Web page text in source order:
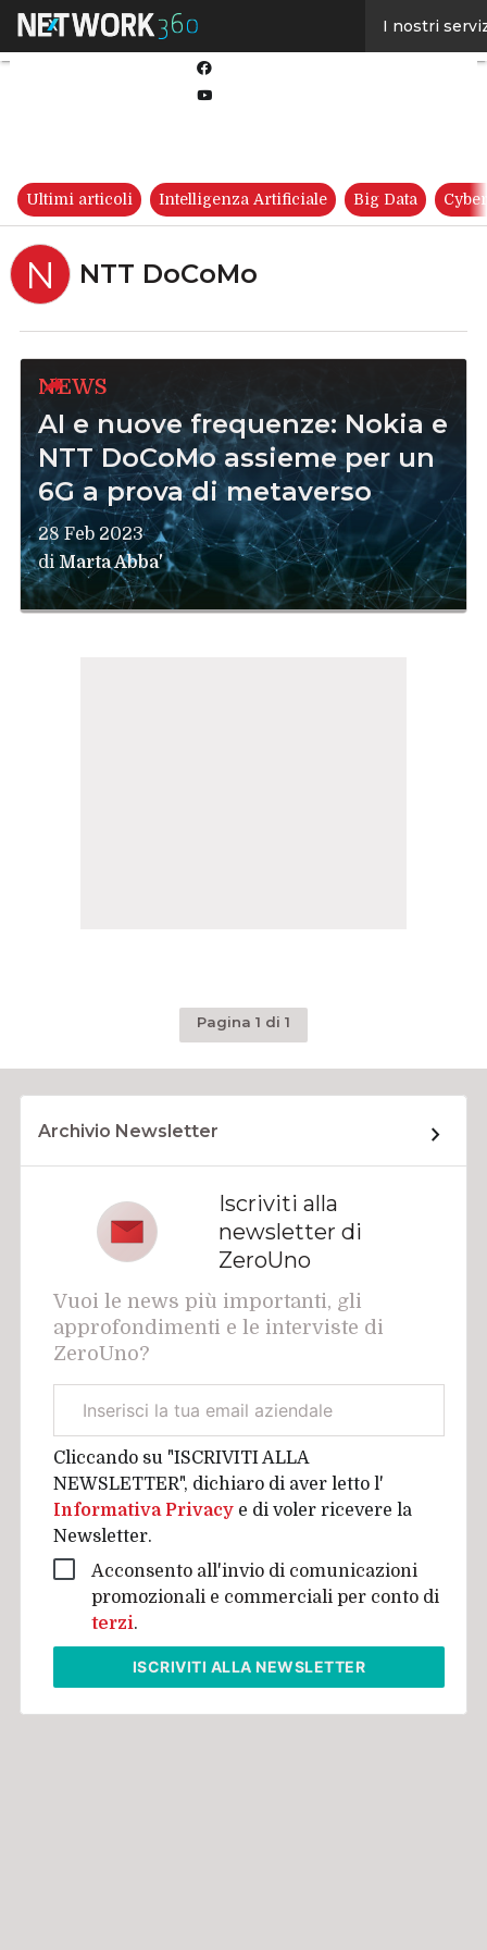
I nostri
Ultimi articoli Intelligenza Artificiale Big Data
N NTT DoCoMo
NEWS
AI e nuove frequenze: Nokia e
NTT DoCoMo assieme per un
6G a prova di metaverso
28 Feb 2023
diMarta Abba'
Pagina 1 di 1
Archivio Newsletter
Iscriviti alla
newsletter di
ZeroUno
Vuoi le news più importanti, gli
approfondimenti e le interviste di
ZeroUno?
aziendale
Cliccando su "ISCRIVITI ALLA
NEWSLETTER", dichiaro di aver letto l'
Informativa Privacy e di voler ricevere la
Newsletter.
Acconsento all'invio di comunicazioni
promozionali e commerciali per conto di
terzi.
ISCRIVITI ALLA NEWSLETTER